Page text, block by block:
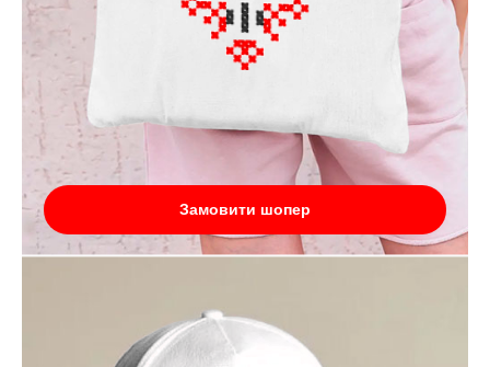
Замовити шопер